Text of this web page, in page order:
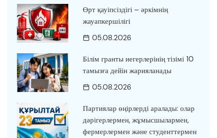
Өрт қауіпсіздігі – әркімнің
жауапкершілігі
05.08.2026
Білім гранты иегерлерінің тізімі 10
тамызға дейін жарияланады
05.08.2026
Партиялар өңірлерді аралады: олар
дәрігерлермен, жұмысшылармен,
фермерлермен және студенттермен